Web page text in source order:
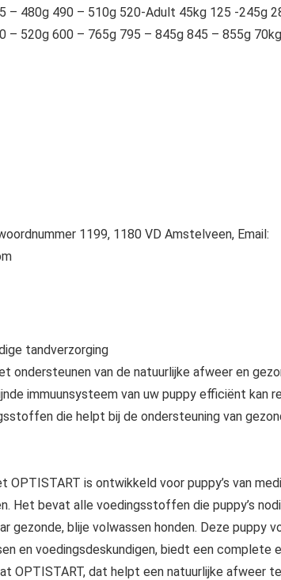
– 480g 490 – 510g 520-Adult 45kg 125 -245g
– 520g 600 – 765g 795 – 845g 845 – 855g
1199, 1180 VD Amstelveen, Email:
tandverzorging
ondersteunen van de natuurlijke afweer en
immuunsysteem van uw puppy efficiënt kan
die helpt bij de ondersteuning van
OPTISTART is ontwikkeld voor puppy’s van
Het bevat alle voedingsstoffen die puppy’s
gezonde, blije volwassen honden. Deze puppy
en voedingsdeskundigen, biedt een complete
OPTISTART, dat helpt een natuurlijke afweer